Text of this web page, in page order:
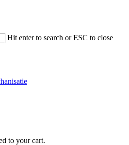
Hit enter to search or ESC to close
to your cart.